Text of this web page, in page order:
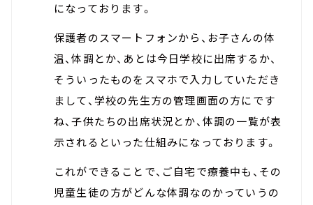
になっております。
保護者のスマートフォンから、お子さんの体
温、体調とか、あとは今日学校に出席するか、
そういったものをスマホで入力していただき
まして、学校の先生方の管理画面の方にです
ね、子供たちの出席状況とか、体調の一覧が表
示されるといった仕組みになっております。
これができることで、ご自宅で療養中も、その
児童生徒の方がどんな体調なのかっていうの